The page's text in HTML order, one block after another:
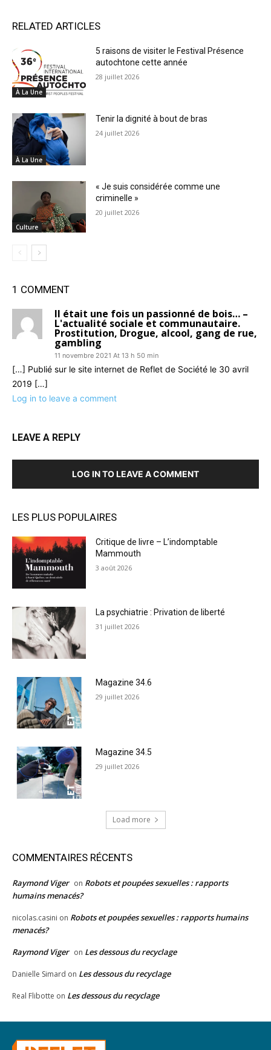
RELATED ARTICLES
À La Une
5 raisons de visiter le Festival Présence
autochtone cette année
28 juillet 2026
À La Une
Tenir la dignité à bout de bras
24 juillet 2026
Culture
« Je suis considérée comme une
criminelle »
20 juillet 2026
1 COMMENT
Il était une fois un passionné de bois… –
L'actualité sociale et communautaire.
Prostitution, Drogue, alcool, gang de rue,
gambling
11 novembre 2021 At 13 h 50 min
[…] Publié sur le site internet de Reflet de Société le 30 avril
2019 […]
Log in to leave a comment
LEAVE A REPLY
LOG IN TO LEAVE A COMMENT
LES PLUS POPULAIRES
Critique de livre – L’indomptable
Mammouth
3 août 2026
La psychiatrie : Privation de liberté
31 juillet 2026
Magazine 34.6
29 juillet 2026
Magazine 34.5
29 juillet 2026
Load more
COMMENTAIRES RÉCENTS
Raymond Viger on Robots et poupées sexuelles : rapports
humains menacés?
nicolas.casini on Robots et poupées sexuelles : rapports humains
menacés?
Raymond Viger on Les dessous du recyclage
Danielle Simard on Les dessous du recyclage
Real Flibotte on Les dessous du recyclage